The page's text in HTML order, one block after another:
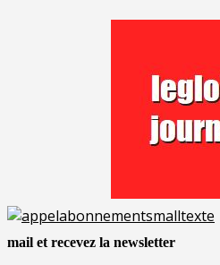
mail et recevez la newsletter